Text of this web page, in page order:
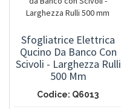
Sfogliatrice Elettrica
Qucino Da Banco Con
Scivoli - Larghezza Rulli
500 Mm
Codice: Q6013